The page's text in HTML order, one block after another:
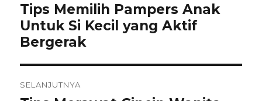
pos
Pos
sebelumnya:
Tips Memilih Pampers Anak
Untuk Si Kecil yang Aktif
Bergerak
SELANJUTNYA